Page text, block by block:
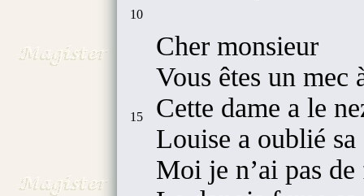
10
15
Cher monsieur
Vous êtes un mec
Cette dame a le
Louise a oublié
Moi je n’ai pas